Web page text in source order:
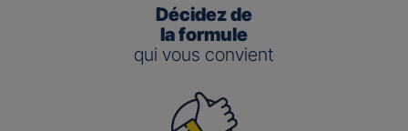
Décidez de
la formule
qui vous convient